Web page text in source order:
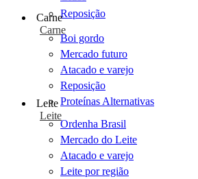
Reposição
Carne
Carne
Boi gordo
Mercado futuro
Atacado e varejo
Reposição
Proteínas Alternativas
Leite
Leite
Ordenha Brasil
Mercado do Leite
Atacado e varejo
Leite por região